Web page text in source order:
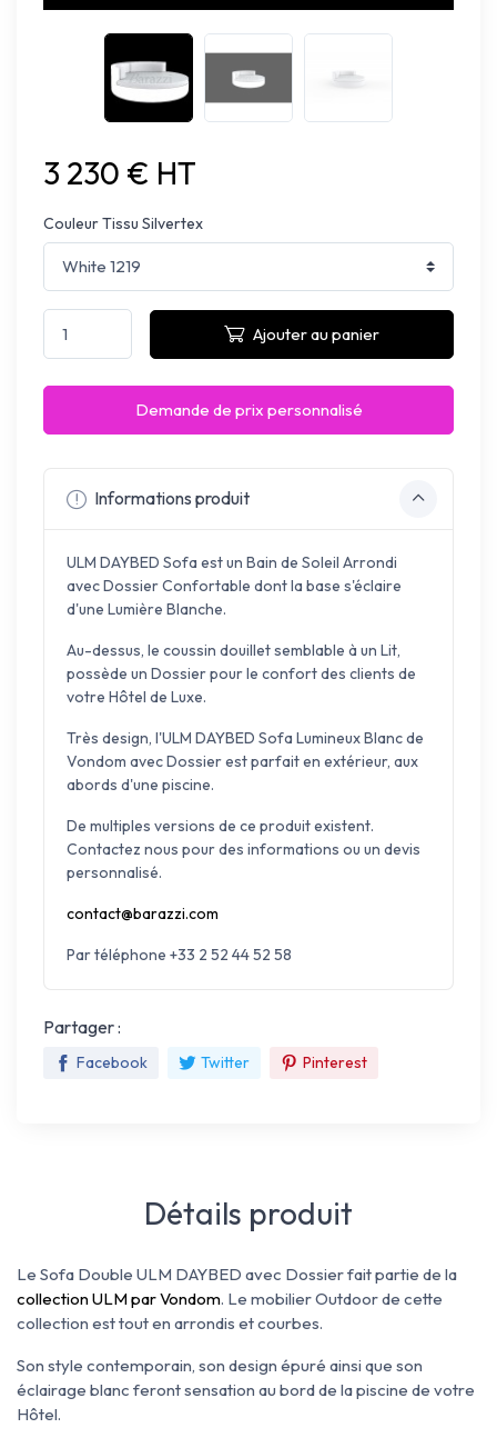
3 230 € HT
Couleur Tissu Silvertex
Ajouter au panier
Demande de prix personnalisé
Informations produit
ULM DAYBED Sofa est un Bain de Soleil Arrondi
avec Dossier Confortable dont la base s'éclaire
d'une Lumière Blanche.
Au-dessus, le coussin douillet semblable à un Lit,
possède un Dossier pour le confort des clients de
votre Hôtel de Luxe.
Très design, l'ULM DAYBED Sofa Lumineux Blanc de
Vondom avec Dossier est parfait en extérieur, aux
abords d'une piscine.
De multiples versions de ce produit existent.
Contactez nous pour des informations ou un devis
personnalisé.
contact@barazzi.com
Par téléphone +33 2 52 44 52 58
Partager :
Facebook Twitter Pinterest
Détails produit
Le Sofa Double ULM DAYBED avec Dossier fait partie de la
collection ULM par Vondom. Le mobilier Outdoor de cette
collection est tout en arrondis et courbes.
Son style contemporain, son design épuré ainsi que son
éclairage blanc feront sensation au bord de la piscine de votre
Hôtel.